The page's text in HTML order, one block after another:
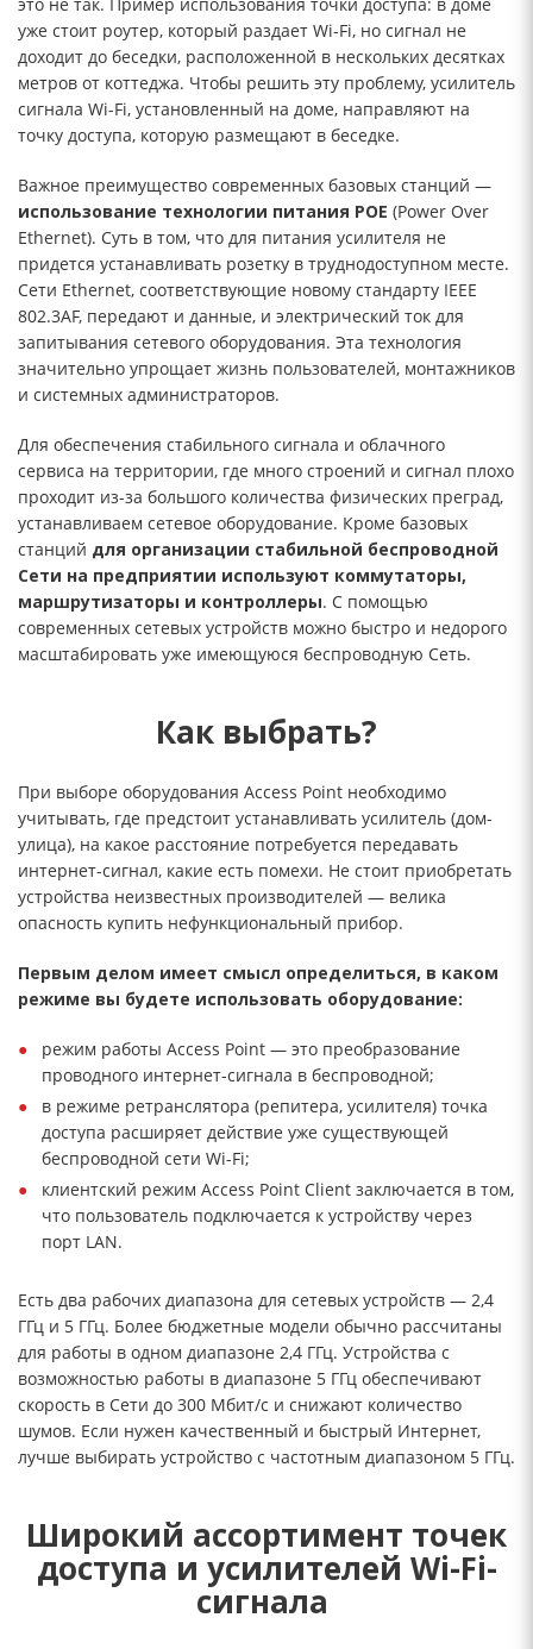
уже стоит роутер, который раздает Wi-Fi, но сигнал не
доходит до беседки, расположенной в нескольких десятках
метров от коттеджа. Чтобы решить эту проблему, усилитель
сигнала Wi-Fi, установленный на доме, направляют на
точку доступа, которую размещают в беседке.
Важное преимущество современных базовых станций —
использование технологии питания POE (Power Over
Ethernet). Суть в том, что для питания усилителя не
придется устанавливать розетку в труднодоступном месте.
Сети Ethernet, соответствующие новому стандарту IEEE
802.3AF, передают и данные, и электрический ток для
запитывания сетевого оборудования. Эта технология
значительно упрощает жизнь пользователей, монтажников
и системных администраторов.
Для обеспечения стабильного сигнала и облачного
сервиса на территории, где много строений и сигнал плохо
проходит из-за большого количества физических преград,
устанавливаем сетевое оборудование. Кроме базовых
станций для организации стабильной беспроводной
Сети на предприятии используют коммутаторы,
маршрутизаторы и контроллеры. С помощью
современных сетевых устройств можно быстро и недорого
масштабировать уже имеющуюся беспроводную Сеть.
Как выбрать?
При выборе оборудования Access Point необходимо
учитывать, где предстоит устанавливать усилитель (дом-
улица), на какое расстояние потребуется передавать
интернет-сигнал, какие есть помехи. Не стоит приобретать
устройства неизвестных производителей — велика
опасность купить нефункциональный прибор.
Первым делом имеет смысл определиться, в каком
режиме вы будете использовать оборудование:
режим работы Access Point — это преобразование
проводного интернет-сигнала в беспроводной;
в режиме ретранслятора (репитера, усилителя) точка
доступа расширяет действие уже существующей
беспроводной сети Wi-Fi;
клиентский режим Access Point Client заключается в том,
что пользователь подключается к устройству через
порт LAN.
Есть два рабочих диапазона для сетевых устройств — 2,4
ГГц и 5 ГГц. Более бюджетные модели обычно рассчитаны
для работы в одном диапазоне 2,4 ГГц. Устройства с
возможностью работы в диапазоне 5 ГГц обеспечивают
скорость в Сети до 300 Мбит/с и снижают количество
шумов. Если нужен качественный и быстрый Интернет,
лучше выбирать устройство с частотным диапазоном 5 ГГц.
Широкий ассортимент точек
доступа и усилителей Wi-Fi-
сигнала